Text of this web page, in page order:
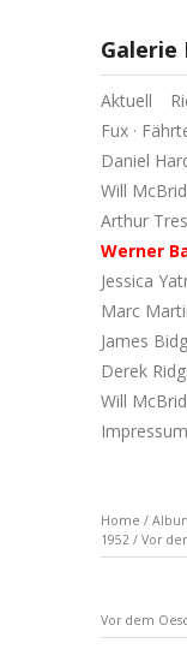
Galerie
Aktuell
Fux ·
Daniel
Will
Arthur
Werner
Jessica
Marc
James
Derek
Will
Impressum
Home /
1952 / Vor
Vor dem